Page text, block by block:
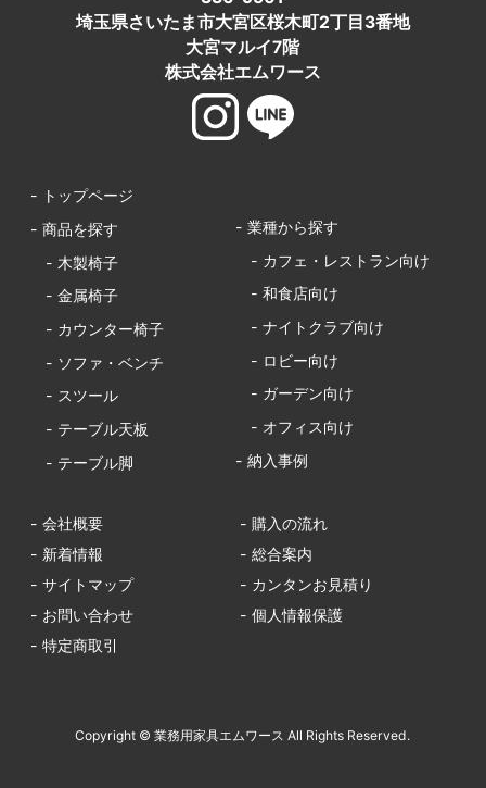
埼玉県さいたま市大宮区桜木町2丁目3番地
大宮マルイ7階
株式会社エムワース
- トップページ
- 商品を探す
- 木製椅子
- 金属椅子
- カウンター椅子
- ソファ・ベンチ
- スツール
- テーブル天板
- テーブル脚
- 業種から探す
- カフェ・レストラン向け
- 和食店向け
- ナイトクラブ向け
- ロビー向け
- ガーデン向け
- オフィス向け
- 納入事例
- 会社概要
- 購入の流れ
- 新着情報
- 総合案内
- サイトマップ
- カンタンお見積り
- お問い合わせ
- 個人情報保護
- 特定商取引
Copyright © 業務用家具エムワース All Rights Reserved.